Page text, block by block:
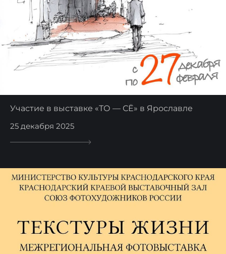
Участие в выставке «ТО — СЁ» в Ярославле
25 декабря 2025